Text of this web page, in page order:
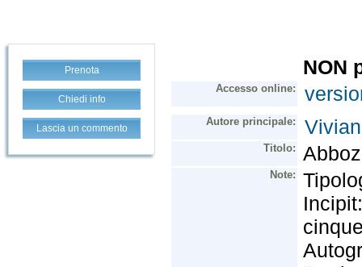
Prenota
Chiedi info
Lascia un commento